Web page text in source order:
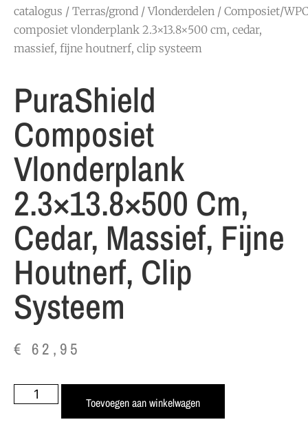
catalogus / Terras/grond /Vlonderdelen / Composiet/WPC
composiet vlonderplank 2.3×13.8×500 cm, cedar,
massief, fijne houtnerf, clip systeem
PuraShield
Composiet
Vlonderplank
2.3×13.8×500 Cm,
Cedar, Massief, Fijne
Houtnerf, Clip
Systeem
€ 62,95
Toevoegen aan winkelwagen